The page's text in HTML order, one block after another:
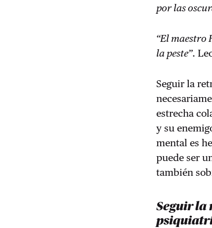
por las
“El maestro
la peste”.
Seguir la
estrecha
y su
mental es
puede ser
también
Seguir la